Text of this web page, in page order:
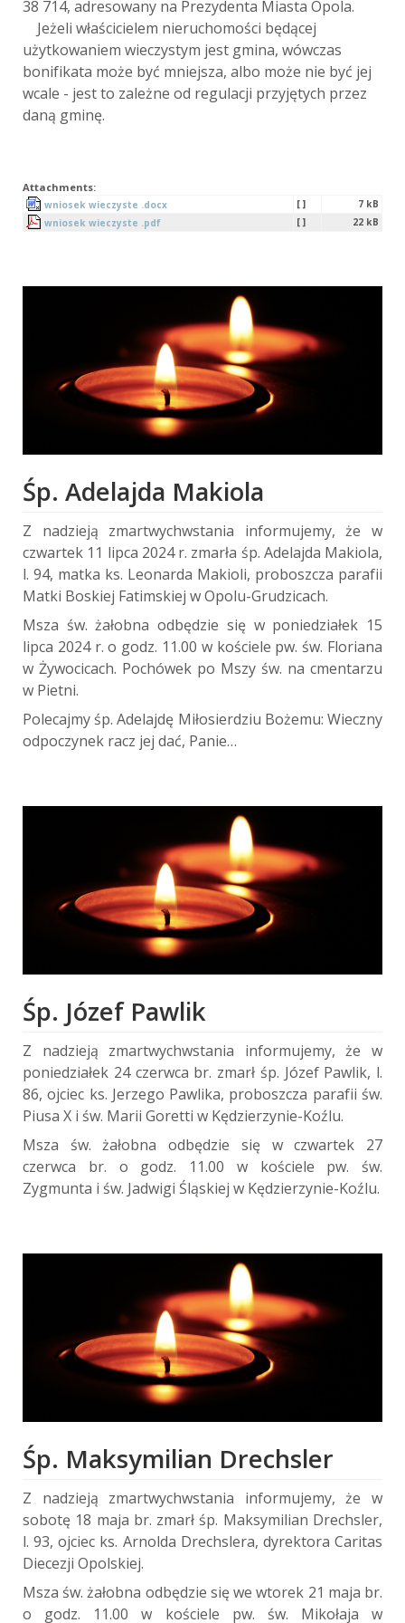
38 714, adresowany na Prezydenta Miasta Opola.
Jeżeli właścicielem nieruchomości będącej
użytkowaniem wieczystym jest gmina, wówczas
bonifikata może być mniejsza, albo może nie być jej
wcale - jest to zależne od regulacji przyjętych przez
daną gminę.
Attachments:
wniosek wieczyste .docx [ ]
7 kB
wniosek wieczyste .pdf
[ ] 22 kB
Śp. Adelajda Makiola
Z nadzieją zmartwychwstania informujemy, że w
czwartek 11 lipca 2024 r. zmarła śp. Adelajda Makiola,
l. 94, matka ks. Leonarda Makioli, proboszcza parafii
Matki Boskiej Fatimskiej w Opolu-Grudzicach.
Msza św. żałobna odbędzie się w poniedziałek 15
lipca 2024 r. o godz. 11.00 w kościele pw. św. Floriana
w Żywocicach. Pochówek po Mszy św. na cmentarzu
w Pietni.
Polecajmy śp. Adelajdę Miłosierdziu Bożemu: Wieczny
odpoczynek racz jej dać, Panie…
Śp. Józef Pawlik
Z nadzieją zmartwychwstania informujemy, że w
poniedziałek 24 czerwca br. zmarł śp. Józef Pawlik, l.
86, ojciec ks. Jerzego Pawlika, proboszcza parafii św.
Piusa X i św. Marii Goretti w Kędzierzynie-Koźlu.
Msza św. żałobna odbędzie się w czwartek 27
czerwca br. o godz. 11.00 w kościele pw. św.
Zygmunta i św. Jadwigi Śląskiej w Kędzierzynie-Koźlu.
Śp. Maksymilian Drechsler
Z nadzieją zmartwychwstania informujemy, że w
sobotę 18 maja br. zmarł śp. Maksymilian Drechsler,
l. 93, ojciec ks. Arnolda Drechslera, dyrektora Caritas
Diecezji Opolskiej.
Msza św. żałobna odbędzie się we wtorek 21 maja br.
o godz. 11.00 w kościele pw. św. Mikołaja w